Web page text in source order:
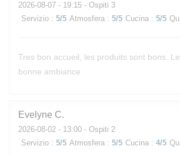
2026-08-07 - 19:15 - Ospiti 3
Servizio : 5/5 Atmosfera : 5/5 Cucina : 5/5
Tres bon accueil, les produits sont bons.
bonne ambiance
Evelyne C
2026-08-02 - 13:00 - Ospiti 2
Servizio : 5/5 Atmosfera : 5/5 Cucina : 4/5